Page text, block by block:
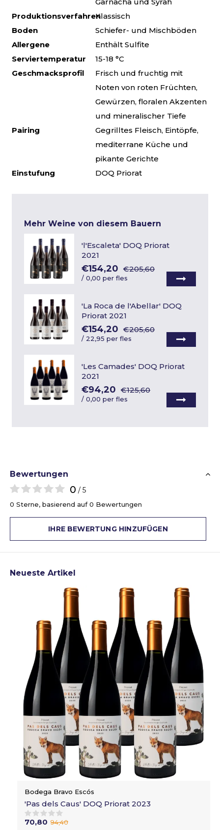
ProduktionsverfahrenKlassisch
Boden
Schiefer- und Mischböden
Allergene
Enthält Sulfite
Serviertemperatur
15-18 °C
Geschmacksprofil
Frisch und fruchtig mit
Noten von roten Früchten,
Gewürzen, floralen Akzenten
und mineralischer Tiefe
Pairing
Gegrilltes Fleisch, Eintöpfe,
mediterrane Küche und
pikante Gerichte
Einstufung
DOQ Priorat
Mehr Weine von diesem Bauern
'l'Escaleta' DOQ Priorat
2021
€154,20 €205,60
/0,00 per fles
'La Roca de l'Abellar' DOQ
Priorat 2021
€154,20 €205,60
/ 22,95 per fles
'Les Camades' DOQ Priorat
2021
€94,20 €125,60
/0,00 per fles
Bewertungen
0 / 5
0 Sterne, basierend auf 0 Bewertungen
IHRE BEWERTUNG HINZUFÜGEN
Neueste Artikel
Bodega Bravo Escós
'Pas dels Caus' DOQ Priorat 2023
70,80 94,40